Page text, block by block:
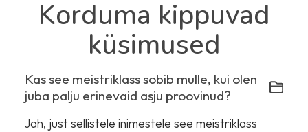
Korduma kippuvad
küsimused
Kas see meistriklass sobib mulle, kui olen
juba palju erinevaid asju proovinud?
Jah, just sellistele inimestele see meistriklass